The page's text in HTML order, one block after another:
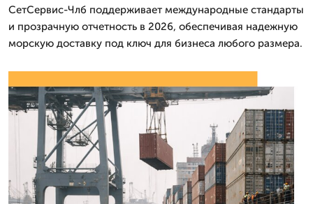
СетСервис-Члб поддерживает международные стандарты
и прозрачную отчетность в 2026, обеспечивая надежную
морскую доставку под ключ для бизнеса любого размера.